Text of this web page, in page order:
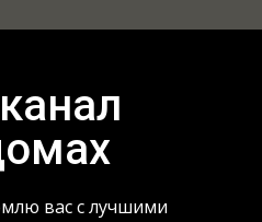
вас с лучшими